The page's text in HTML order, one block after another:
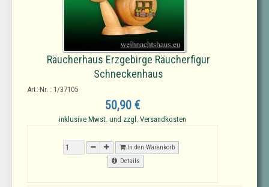
Räucherhaus Erzgebirge Räucherfigur
Schneckenhaus
Art.-Nr. : 1/37105
50,90 €
inklusive Mwst. und zzgl. Versandkosten
In den Warenkorb
Details